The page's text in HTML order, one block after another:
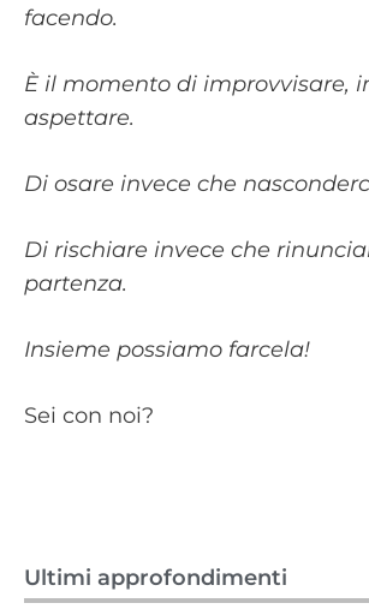
facendo.
È il momento di improvvisare,
aspettare.
Di osare invece che
Di rischiare invece che
partenza.
Insieme possiamo farcela!
Sei con noi?
Ultimi approfondimenti